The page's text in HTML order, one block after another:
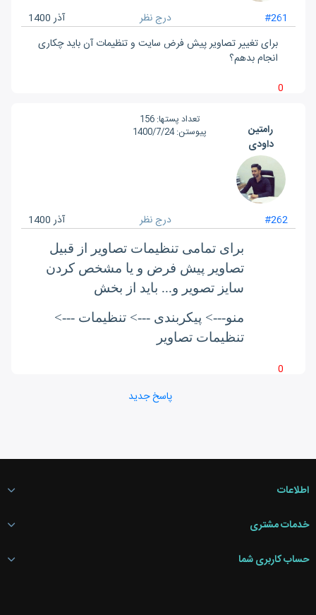
#261 درج نظر
آذر 1400
برای تغییر تصاویر پیش فرض سایت و تنظیمات آن باید چکاری
انجام بدهم؟
0
رامتین
داودی
تعداد پست‎ها:
156
پیوستن: 1400/7/24
#262 درج نظر آذر 1400
برای تمامی تنظیمات تصاویر از قبیل
تصاویر پیش فرض و یا مشخص کردن
سایز تصویر و... باید از بخش
منو---> پیکربندی ---> تنظیمات --->
تنظیمات تصاویر
0
پاسخ جدید
اطلاعات
خدمات مشتری
حساب کاربری شما